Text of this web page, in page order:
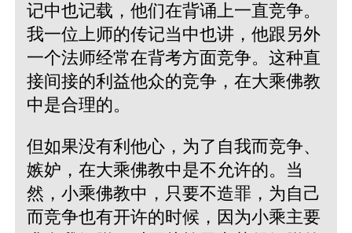
记中也记载，他们在背诵上一直竞争。
我一位上师的传记当中也讲，他跟另外
一个法师经常在背考方面竞争。这种直
接间接的利益他众的竞争，在大乘佛教
中是合理的。
但如果没有利他心，为了自我而竞争、
嫉妒，在大乘佛教中是不允许的。当
然，小乘佛教中，只要不造罪，为自己
而竞争也有开许的时候，因为小乘主要